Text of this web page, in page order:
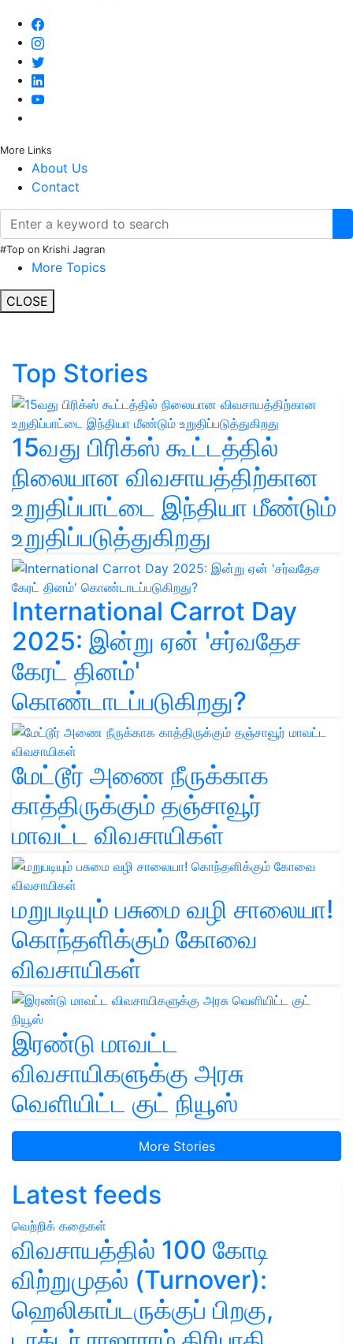
More Links
About Us
Contact
#Top on Krishi Jagran
More Topics
CLOSE
Top Stories
15வது பிரிக்ஸ் கூட்டத்தில்
நிலையான விவசாயத்திற்கான
உறுதிப்பாட்டை இந்தியா மீண்டும்
உறுதிப்படுத்துகிறது
International Carrot Day
2025: இன்று ஏன் 'சர்வதேச
கேரட் தினம்'
கொண்டாடப்படுகிறது?
மேட்டூர் அணை நீருக்காக
காத்திருக்கும் தஞ்சாவூர்
மாவட்ட விவசாயிகள்
மறுபடியும் பசுமை வழி சாலையா!
கொந்தளிக்கும் கோவை
விவசாயிகள்
இரண்டு மாவட்ட
விவசாயிகளுக்கு அரசு
வெளியிட்ட குட் நியூஸ்
More Stories
Latest feeds
வெற்றிக் கதைகள்
விவசாயத்தில் 100 கோடி
விற்றுமுதல் (Turnover):
ஹெலிகாப்டருக்குப் பிறகு,